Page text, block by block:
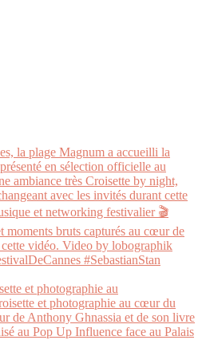
et photographie au